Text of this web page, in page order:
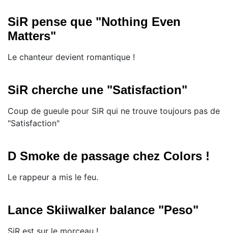
SiR pense que "Nothing Even
Matters"
Le chanteur devient romantique !
SiR cherche une "Satisfaction"
Coup de gueule pour SiR qui ne trouve toujours pas de
"Satisfaction"
D Smoke de passage chez Colors !
Le rappeur a mis le feu.
Lance Skiiwalker balance "Peso"
SiR est sur le morceau !